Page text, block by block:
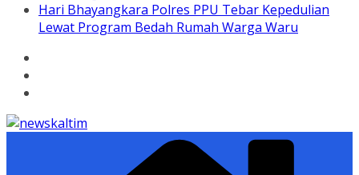
Hari Bhayangkara Polres PPU Tebar Kepedulian
Lewat Program Bedah Rumah Warga Waru